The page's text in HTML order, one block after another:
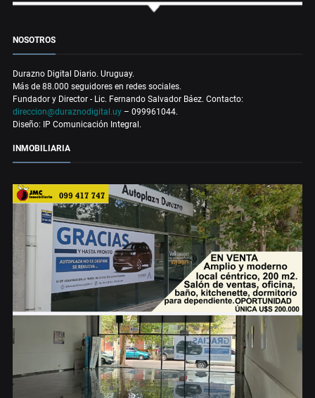
NOSOTROS
Durazno Digital Diario. Uruguay.
Más de 88.000 seguidores en redes sociales.
Fundador y Director - Lic. Fernando Salvador Báez. Contacto:
direccion@duraznodigital.uy – 099961044.
Diseño: IP Comunicación Integral.
INMOBILIARIA